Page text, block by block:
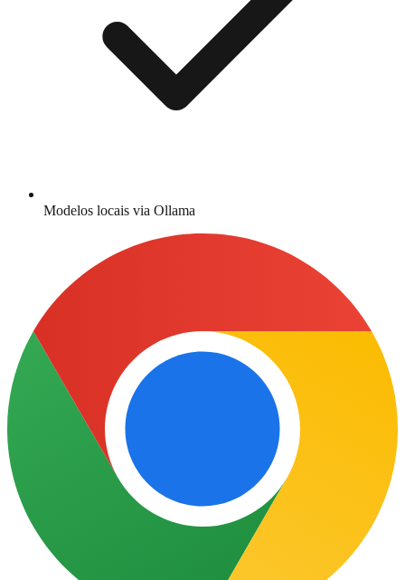
Modelos locais via Ollama